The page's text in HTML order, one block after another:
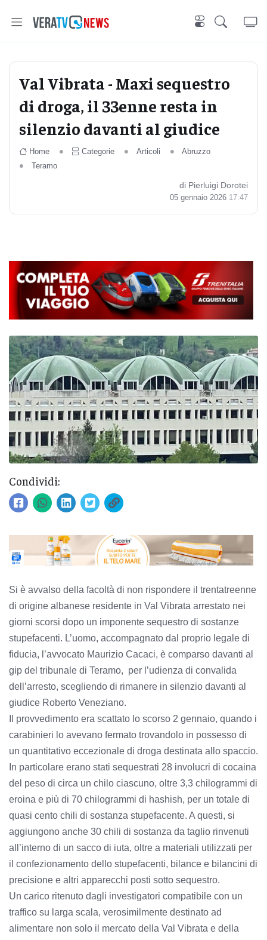
Val Vibrata - Maxi sequestro
di droga, il 33enne resta in
silenzio davanti al giudice
Home Categorie Articoli
Abruzzo
Teramo
di Pierluigi Dorotei
05 gennaio 2026 17:47
Condividi:
Si è avvalso della facoltà di non rispondere il trentatreenne
di origine albanese residente in Val Vibrata arrestato nei
giorni scorsi dopo un imponente sequestro di sostanze
stupefacenti. L’uomo, accompagnato dal proprio legale di
fiducia, l’avvocato Maurizio Cacaci, è comparso davanti al
gip del tribunale di Teramo, per l’udienza di convalida
dell’arresto, scegliendo di rimanere in silenzio davanti al
giudice Roberto Veneziano.
Il provvedimento era scattato lo scorso 2 gennaio, quando i
carabinieri lo avevano fermato trovandolo in possesso di
un quantitativo eccezionale di droga destinata allo spaccio.
In particolare erano stati sequestrati 28 involucri di cocaina
del peso di circa un chilo ciascuno, oltre 3,3 chilogrammi di
eroina e più di 70 chilogrammi di hashish, per un totale di
quasi cento chili di sostanza stupefacente. A questi, si
aggiungono anche 30 chili di sostanza da taglio rinvenuti
all’interno di un sacco di iuta, oltre a materiali utilizzati per
il confezionamento dello stupefacenti, bilance e bilancini di
precisione e altri apparecchi posti sotto sequestro.
Un carico ritenuto dagli investigatori compatibile con un
traffico su larga scala, verosimilmente destinato ad
alimentare non solo il mercato della Val Vibrata e della